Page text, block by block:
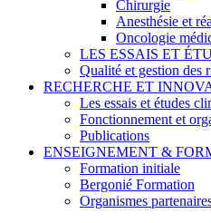
Chirurgie
Anesthésie et
Oncologie
LES ESSAIS ET
Qualité et gestion des
RECHERCHE ET
Les essais et études
Fonctionnement et
Publications
ENSEIGNEMENT &
Formation initiale
Bergonié Formation
Organismes